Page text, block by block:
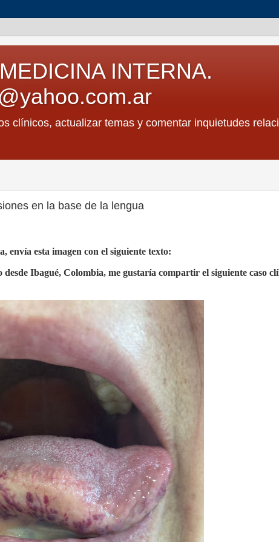
INTERNA.
clínicos, actualizar temas y comentar inquietudes
en la base de la lengua
esta imagen con el siguiente texto:
Ibagué, Colombia, me gustaría compartir el siguiente caso